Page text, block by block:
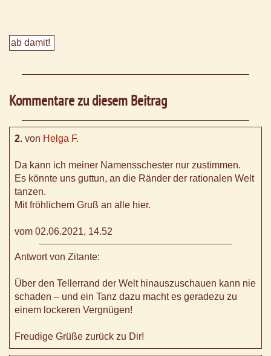
Kommentare zu diesem Beitrag
2. von Helga F.
Da kann ich meiner Namensschester nur zustimmen.
Es könnte uns guttun, an die Ränder der rationalen Welt
tanzen.
Mit fröhlichem Gruß an alle hier.
vom 02.06.2021, 14.52
Antwort von Zitante:
Über den Tellerrand der Welt hinauszuschauen kann nie
schaden – und ein Tanz dazu macht es geradezu zu
einem lockeren Vergnügen!
Freudige Grüße zurück zu Dir!